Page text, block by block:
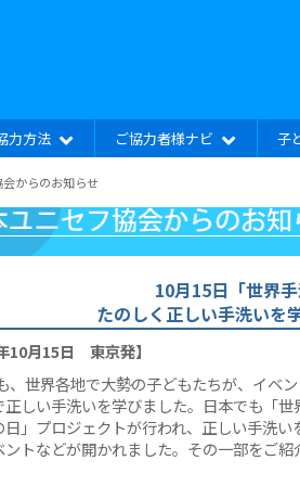
力方法 ご協力者様ナビ 子
会からのお知らせ
10月15日「世界手
たのしく正しい手洗いを
10月15日 東京発】
、世界各地で大勢の子どもたちが、イベン
正しい手洗いを学びました。日本でも「世
日」プロジェクトが行われ、正しい手洗い
ントなどが開かれました。その一部をご紹